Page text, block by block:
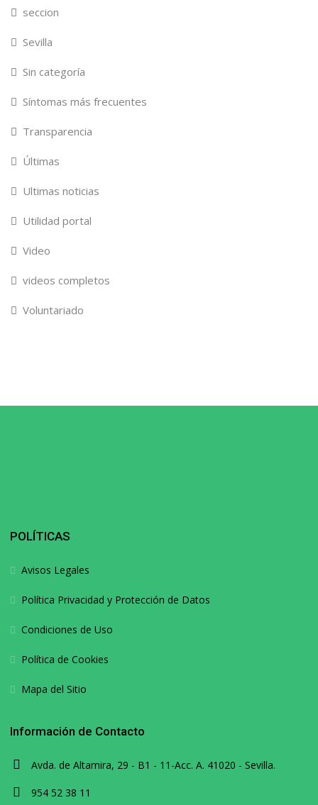
seccion
Sevilla
Sin categoría
Síntomas más frecuentes
Transparencia
Últimas
Ultimas noticias
Utilidad portal
Video
videos completos
Voluntariado
POLÍTICAS
Avisos Legales
Política Privacidad y Protección de Datos
Condiciones de Uso
Política de Cookies
Mapa del Sitio
Información de Contacto
Avda. de Altamira, 29 - B1 - 11-Acc. A. 41020 - Sevilla.
954 52 38 11